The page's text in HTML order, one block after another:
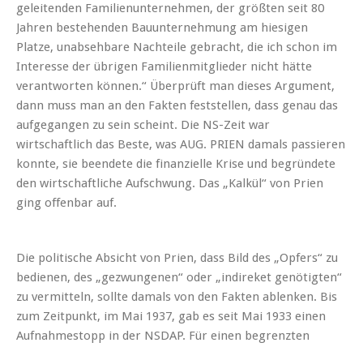
geleitenden Familienunternehmen, der größten seit 80
Jahren bestehenden Bauunternehmung am hiesigen
Platze, unabsehbare Nachteile gebracht, die ich schon im
Interesse der übrigen Familienmitglieder nicht hätte
verantworten können.“ Überprüft man dieses Argument,
dann muss man an den Fakten feststellen, dass genau das
aufgegangen zu sein scheint. Die NS-Zeit war
wirtschaftlich das Beste, was AUG. PRIEN damals passieren
konnte, sie beendete die finanzielle Krise und begründete
den wirtschaftliche Aufschwung. Das „Kalkül“ von Prien
ging offenbar auf.
Die politische Absicht von Prien, dass Bild des „Opfers“ zu
bedienen, des „gezwungenen“ oder „indireket genötigten“
zu vermitteln, sollte damals von den Fakten ablenken. Bis
zum Zeitpunkt, im Mai 1937, gab es seit Mai 1933 einen
Aufnahmestopp in der NSDAP. Für einen begrenzten